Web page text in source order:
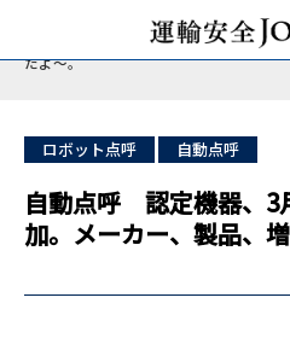
特集
デジ
自動点呼 認定機器、3月に入り、3品
たよ～。
ロボット点呼 自動点呼
自動点呼 認定機器、3
加。メーカー、製品、増